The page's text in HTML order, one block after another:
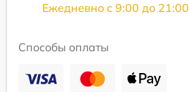
Ежедневно с 9:00 до 21:00
Способы оплаты